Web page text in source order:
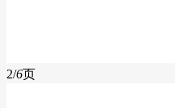
2/6页